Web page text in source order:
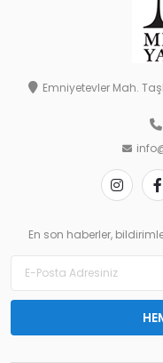
Emniyetevler Mah.
En son haberler,